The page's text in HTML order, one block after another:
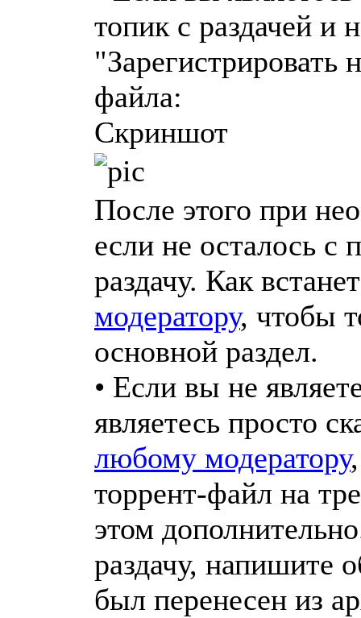
топик с раздачей и
"Зарегистрировать
файла:
Скриншот
После этого при
если не осталось с
раздачу. Как
модератору, чтобы
основной раздел.
• Если вы не
являетесь просто
любому модератору
торрент-файл на
этом
раздачу, напишите
был перенесен из